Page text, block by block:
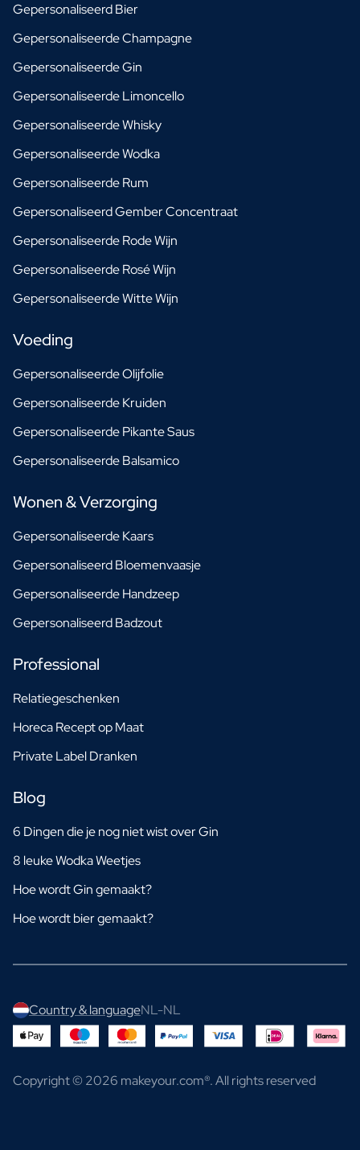
Gepersonaliseerd Bier
Gepersonaliseerde Champagne
Gepersonaliseerde Gin
Gepersonaliseerde Limoncello
Gepersonaliseerde Whisky
Gepersonaliseerde Wodka
Gepersonaliseerde Rum
Gepersonaliseerd Gember Concentraat
Gepersonaliseerde Rode Wijn
Gepersonaliseerde Rosé Wijn
Gepersonaliseerde Witte Wijn
Voeding
Gepersonaliseerde Olijfolie
Gepersonaliseerde Kruiden
Gepersonaliseerde Pikante Saus
Gepersonaliseerde Balsamico
Wonen & Verzorging
Gepersonaliseerde Kaars
Gepersonaliseerd Bloemenvaasje
Gepersonaliseerde Handzeep
Gepersonaliseerd Badzout
Professional
Relatiegeschenken
Horeca Recept op Maat
Private Label Dranken
Blog
6 Dingen die je nog niet wist over Gin
8 leuke Wodka Weetjes
Hoe wordt Gin gemaakt?
Hoe wordt bier gemaakt?
Country & languageNL-NL
Copyright © 2026 makeyour.com®. All rights reserved